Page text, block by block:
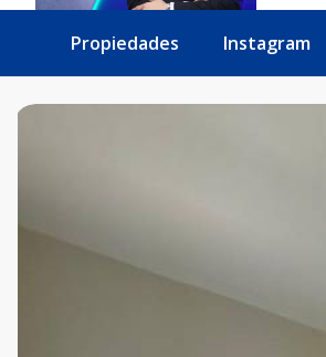
Propiedades Instagram